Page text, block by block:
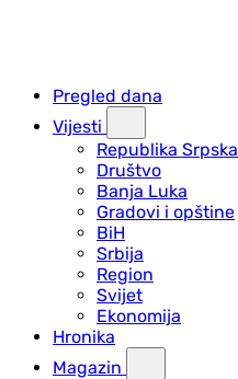
Pregled dana
Vijesti
Republika Srpska
Društvo
Banja Luka
Gradovi i opštine
BiH
Srbija
Region
Svijet
Ekonomija
Hronika
Magazin